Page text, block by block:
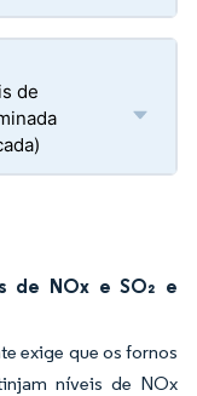
de
de NOx e SO₂ e
exige que os fornos
níveis de NOx